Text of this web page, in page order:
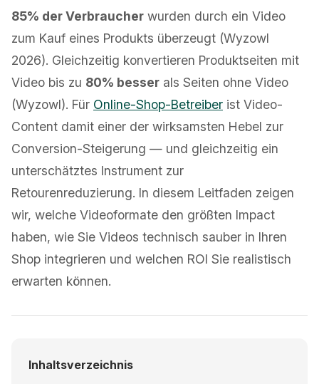
85% der Verbraucher wurden durch ein Video
zum Kauf eines Produkts überzeugt (Wyzowl
2026). Gleichzeitig konvertieren Produktseiten mit
Video bis zu 80% besser als Seiten ohne Video
(Wyzowl). Für Online-Shop-Betreiber ist Video-
Content damit einer der wirksamsten Hebel zur
Conversion-Steigerung — und gleichzeitig ein
unterschätztes Instrument zur
Retourenreduzierung. In diesem Leitfaden zeigen
wir, welche Videoformate den größten Impact
haben, wie Sie Videos technisch sauber in Ihren
Shop integrieren und welchen ROI Sie realistisch
erwarten können.
Inhaltsverzeichnis